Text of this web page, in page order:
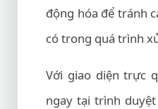
động hóa để tránh
có trong quá trình
Với giao diện trực
ngay tại trình